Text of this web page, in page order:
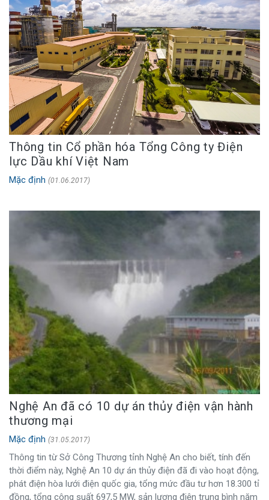
Thông tin Cổ phần hóa Tổng Công ty Điện
lực Dầu khí Việt Nam
Mặc định (01.06.2017)
Nghệ An đã có 10 dự án thủy điện vận hành
thương mại
Mặc định (31.05.2017)
Thông tin từ Sở Công Thương tỉnh Nghệ An cho biết, tính đến
thời điểm này, Nghệ An 10 dự án thủy điện đã đi vào hoạt động,
phát điện hòa lưới điện quốc gia, tổng mức đầu tư hơn 18.300 tỉ
đồng, tổng công suất 697,5 MW, sản lượng điện trung bình năm